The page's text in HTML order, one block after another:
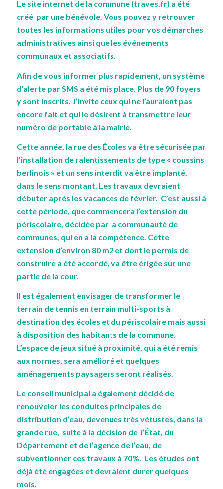
Le site internet de la commune (traves.fr) a été
créé par une bénévole. Vous pouvez y retrouver
toutes les informations utiles pour vos démarches
administratives ainsi que les événements
communaux et associatifs.
Afin de vous informer plus rapidement, un système
d’alerte par SMS a été mis place. Plus de 90 foyers
y sont inscrits. J’invite ceux qui ne l’auraient pas
encore fait et qui le désirent à transmettre leur
numéro de portable à la mairie.
Cette année, la rue des Écoles va être sécurisée par
l’installation de ralentissements de type « coussins
berlinois » et un sens interdit va être implanté,
dans le sens montant. Les travaux devraient
débuter après les vacances de février. C’est aussi à
cette période, que commencera l’extension du
périscolaire, décidée par la communauté de
communes, qui en a la compétence. Cette
extension d’environ 80 m2 et dont le permis de
construire a été accordé, va être érigée sur une
partie de la cour.
Il est également envisager de transformer le
terrain de tennis en terrain multi-sports à
destination des écoles et du périscolaire mais aussi
à disposition des habitants de la commune.
L’espace de jeux situé à proximité, qui a été remis
aux normes, sera amélioré et quelques
aménagements paysagers seront réalisés.
Le conseil municipal a également décidé de
renouveler les conduites principales de
distribution d’eau, devenues très vétustes, dans la
grande rue, suite à la décision de l’État, du
Département et de l’agence de l’eau, de
subventionner ces travaux à 70%. Les études ont
déjà été engagées et devraient durer quelques
mois.